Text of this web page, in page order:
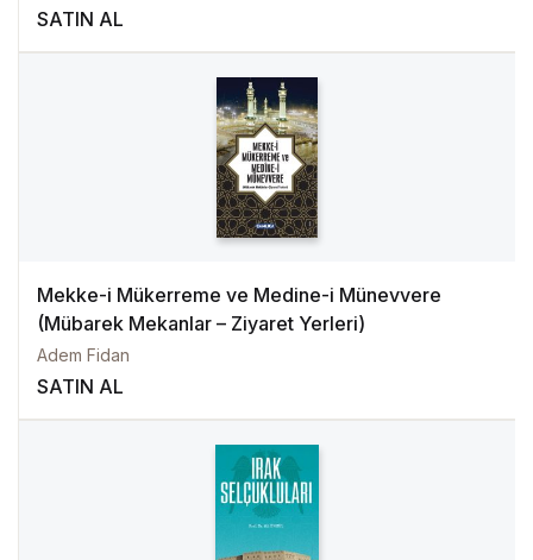
SATIN AL
Mekke-i Mükerreme ve Medine-i Münevvere
(Mübarek Mekanlar – Ziyaret Yerleri)
Adem Fidan
SATIN AL